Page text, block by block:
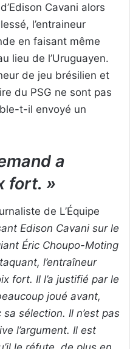
Cavani alors
l’entraineur
en faisant même
lieu de l’Uruguayen.
de jeu brésilien et
du PSG ne sont pas
t-il envoyé un
a
fort. »
de L’Équipe
Edison Cavani sur le
Éric Choupo-Moting
l’entraîneur
fort. Il l’a justifié par le
joué avant,
sélection. Il n’est pas
l’argument. Il est